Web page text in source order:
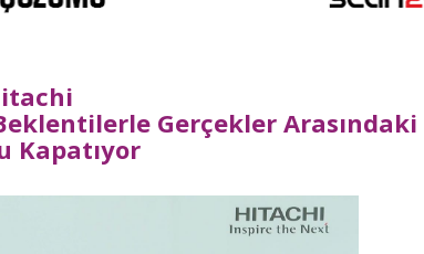
Gerçekler Arasındaki
Kapatıyor